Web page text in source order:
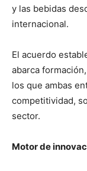
y las bebidas
internacional.
El acuerdo
abarca
los que ambas
competitividad,
sector.
Motor de